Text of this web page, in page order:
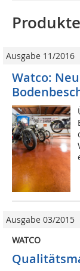
Produkte
Ausgabe 11/2016
Watco:
Ausgabe 03/2015
WATCO